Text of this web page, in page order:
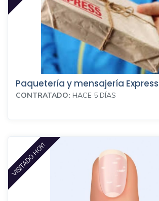
Paquetería y mensajería Express
CONTRATADO: HACE 5 DÍAS
VISITADO HOY!